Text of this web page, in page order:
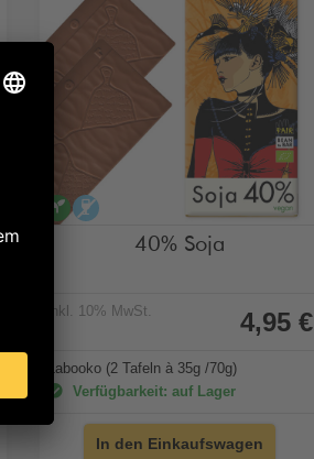
vegan
40% Soja
inkl. 10% MwSt. 4,95 €
Labooko (2 Tafeln à 35g /70g)
Verfügbarkeit: auf Lager
In den Einkaufswagen